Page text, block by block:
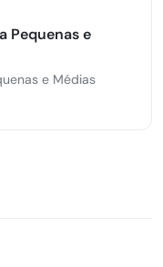
Pequenas e
e Médias